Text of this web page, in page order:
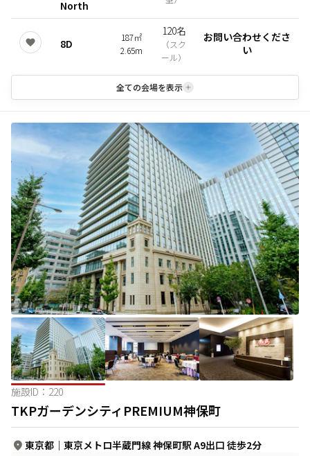
North
8D
187㎡
2.65m
120名
（スク
ール）
お問い合わせくださ
い
全ての会場を表示
施設ID： 220
TKPガーデンシティPREMIUM神保町
東京都 ｜ 東京メトロ半蔵門線 神保町駅 A9出口 徒歩2分